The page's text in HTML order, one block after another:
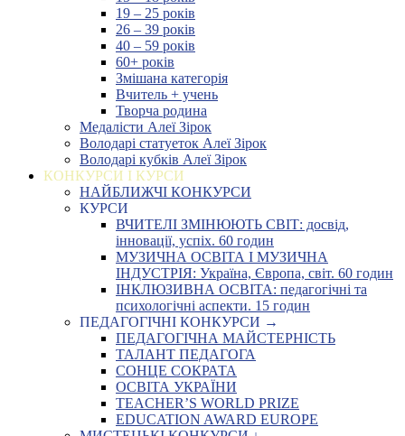
19 – 25 років
26 – 39 років
40 – 59 років
60+ років
Змішана категорія
Вчитель + учень
Творча родина
Медалісти Алеї Зірок
Володарі статуеток Алеї Зірок
Володарі кубків Алеї Зірок
КОНКУРСИ І КУРСИ
НАЙБЛИЖЧІ КОНКУРСИ
КУРСИ
ВЧИТЕЛІ ЗМІНЮЮТЬ СВІТ: досвід,
інновації, успіх. 60 годин
МУЗИЧНА ОСВІТА І МУЗИЧНА
ІНДУСТРІЯ: Україна, Європа, світ. 60 годин
ІНКЛЮЗИВНА ОСВІТА: педагогічні та
психологічні аспекти. 15 годин
ПЕДАГОГІЧНІ КОНКУРСИ →
ПЕДАГОГІЧНА МАЙСТЕРНІСТЬ
ТАЛАНТ ПЕДАГОГА
СОНЦЕ СОКРАТА
ОСВІТА УКРАЇНИ
TEACHER’S WORLD PRIZE
EDUCATION AWARD EUROPE